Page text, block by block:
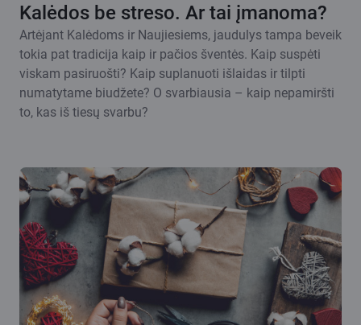
Kalėdos be streso. Ar tai įmanoma?
Artėjant Kalėdoms ir Naujiesiems, jaudulys tampa beveik
tokia pat tradicija kaip ir pačios šventės. Kaip suspėti
viskam pasiruošti? Kaip suplanuoti išlaidas ir tilpti
numatytame biudžete? O svarbiausia – kaip nepamiršti
to, kas iš tiesų svarbu?